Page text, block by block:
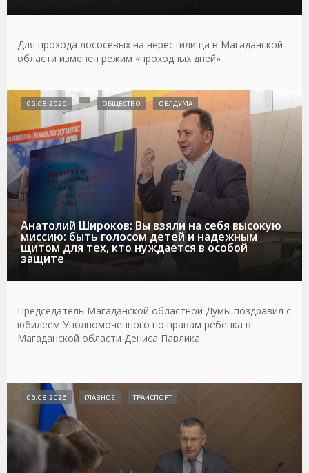
Для прохода лососевых на нерестилища в Магаданской
области изменен режим «проходных дней»
Анатолий Широков: Вы взяли на себя высокую
миссию: быть голосом детей и надежным
щитом для тех, кто нуждается в особой
защите
06.08.2026 ОБЩЕСТВО ОБЛДУМА
Председатель Магаданской областной Думы поздравил с
юбилеем Уполномоченного по правам ребенка в
Магаданской области Дениса Павлика
06.08.2026 ГЛАВНОЕ ТРАНСПОРТ